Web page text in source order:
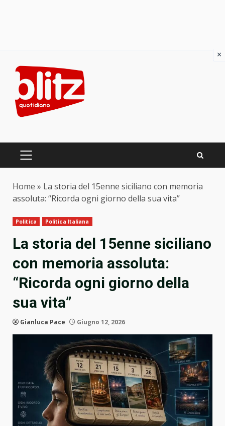
content
PRIMARY
Home » La storia del 15enne siciliano con memoria
assoluta: “Ricorda ogni giorno della sua vita”
Politica Politica Italiana
La storia del 15enne siciliano
con memoria assoluta:
“Ricorda ogni giorno della
sua vita”
Gianluca Pace Giugno 12, 2026
×